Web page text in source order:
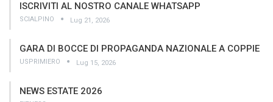
ISCRIVITI AL NOSTRO CANALE WHATSAPP
SCIALPINO Lug 21, 2026
GARA DI BOCCE DI PROPAGANDA NAZIONALE A COPPIE
USPRIMIERO Lug 15, 2026
NEWS ESTATE 2026